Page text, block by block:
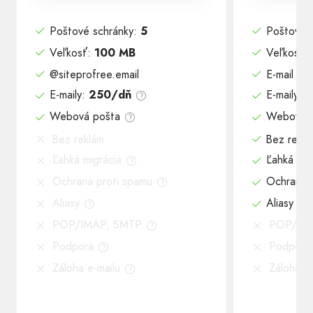
Poštové schránky: 5
Veľkosť: 100 MB
@siteprofree.email
E-maily: 250/dň
Webová pošta
Bez reklám
Ľahká migrácia
Ochrana proti spamu
Aliasy
POP/IMAP, SMTP
Podpora
Záloha e-mailu
Poštové
Veľkosť
E-mail s
E-maily
Webová
Bez
Ľahká
Ochrana
Aliasy
POP/
Podpora
Záloha